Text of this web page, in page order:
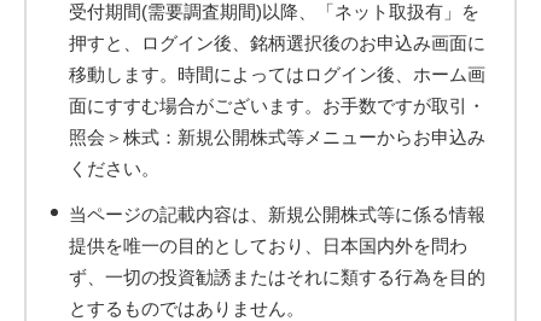
受付期間(需要調査期間)以降、「ネット取扱有」を
押すと、ログイン後、銘柄選択後のお申込み画面に
移動します。時間によってはログイン後、ホーム画
面にすすむ場合がございます。お手数ですが取引・
照会＞株式：新規公開株式等メニューからお申込み
ください。
当ページの記載内容は、新規公開株式等に係る情報
提供を唯一の目的としており、日本国内外を問わ
ず、一切の投資勧誘またはそれに類する行為を目的
とするものではありません。